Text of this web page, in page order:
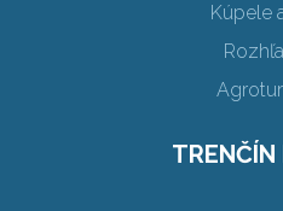
Kúpele
TRENČÍN